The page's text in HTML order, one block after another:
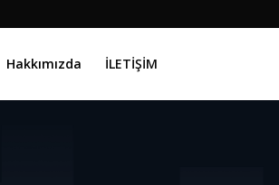
Hakkımızda İLETİŞİM